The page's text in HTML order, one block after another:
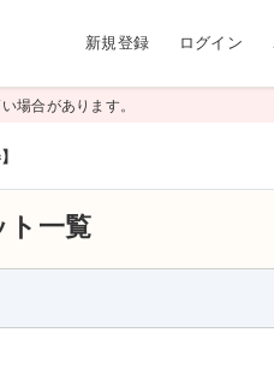
新規登録 ログイン
場合があります。
ト一覧